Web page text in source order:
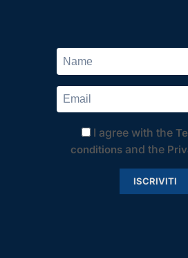
I agree with the
conditions and the
ISCRIVITI